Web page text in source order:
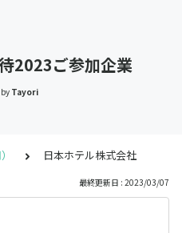
2023ご参加企業
Tayori
日本ホテル株式会社
最終更新日 : 2023/03/07